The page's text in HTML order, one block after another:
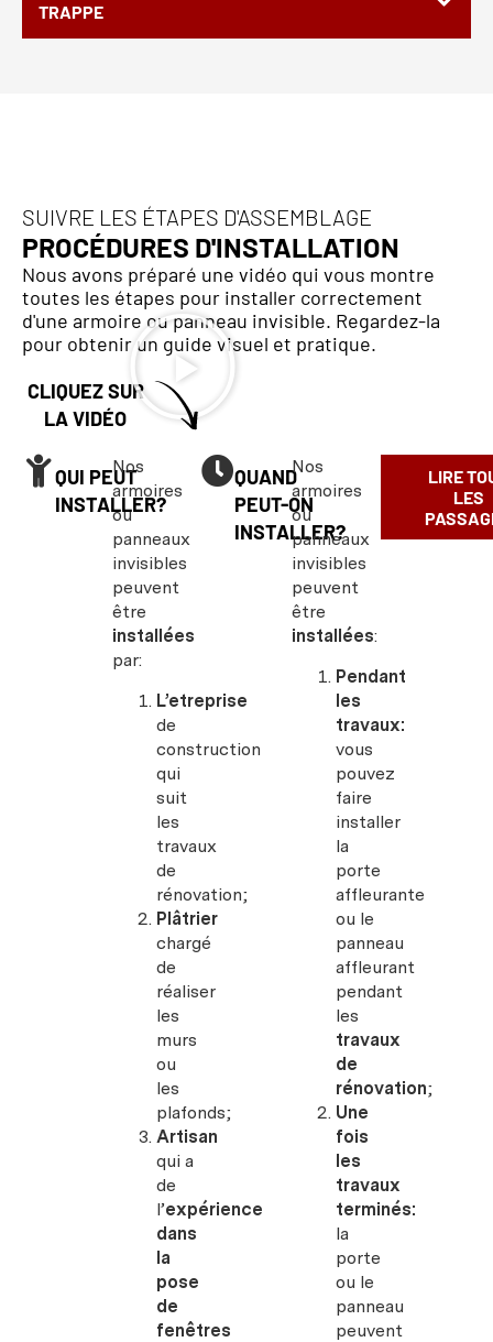
TRAPPE
SUIVRE LES ÉTAPES D'ASSEMBLAGE
PROCÉDURES D'INSTALLATION
Nous avons préparé une vidéo qui vous montre
toutes les étapes pour installer correctement
d'une armoire ou panneau invisible. Regardez-la
pour obtenir un guide visuel et pratique.
CLIQUEZ SUR
LA VIDÉO
QUI PEUT
INSTALLER?
Nos
armoires
ou
panneaux
invisibles
peuvent
être
installées
par:
L’etreprise
de
construction
qui
suit
les
travaux
de
rénovation;
Plâtrier
chargé
de
réaliser
les
murs
ou
les
plafonds;
Artisan
qui a
de
l’expérience
dans
la
pose
de
fenêtres
QUAND
PEUT-ON
INSTALLER?
Nos
armoires
ou
panneaux
invisibles
peuvent
être
installées:
Pendant
les
travaux:
vous
pouvez
faire
installer
la
porte
affleurante
ou le
panneau
affleurant
pendant
les
travaux
de
rénovation;
Une
fois
les
travaux
terminés:
la
porte
ou le
panneau
peuvent
LIRE
LES